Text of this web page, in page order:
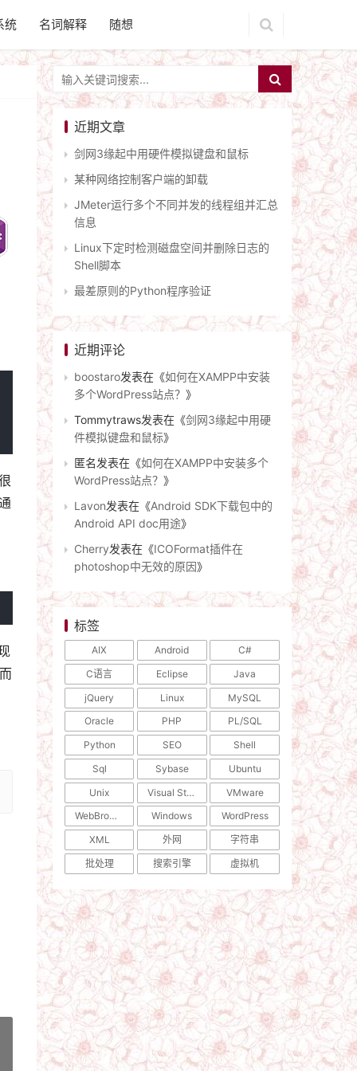
统 名词解释 随想
近期文章
剑网3缘起中用硬件模拟键盘和鼠标
某种网络控制客户端的卸载
JMeter运行多个不同并发的线程组并汇总
信息
Linux下定时检测磁盘空间并删除日志的
Shell脚本
最差原则的Python程序验证
近期评论
boostaro发表在《如何在XAMPP中安装
多个WordPress站点？ 》
Tommytraws发表在《剑网3缘起中用硬
件模拟键盘和鼠标》
匿名发表在《如何在XAMPP中安装多个
WordPress站点？ 》
Lavon发表在《Android SDK下载包中的
Android API doc用途》
Cherry发表在《ICOFormat插件在
photoshop中无效的原因》
标签
AIX Android
C#
C语言
Eclipse
Java
jQuery
Linux
MySQL
Oracle
PHP
PL/SQL
Python
SEO
Shell
Sql
Sybase
Ubuntu
Unix
Visual Studio
VMware
WebBrowser
Windows
WordPress
XML
外网
字符串
批处理
搜索引擎 虚拟机